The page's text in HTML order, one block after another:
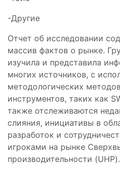
-Другие
Отчет об исследовании
массив фактов о рынке.
изучила и представила
многих источников, с
методологических
инструментов, таких как
также отслеживаются
слияния, инициативы в
разработок и
игроками на рынке
производительности (UHP).